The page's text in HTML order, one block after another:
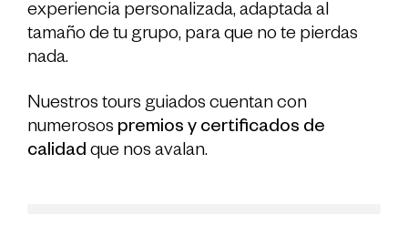
experiencia personalizada, adaptada al
tamaño de tu grupo, para que no te pierdas
nada.
Nuestros tours guiados cuentan con
numerosos premios y certificados de
calidad que nos avalan.